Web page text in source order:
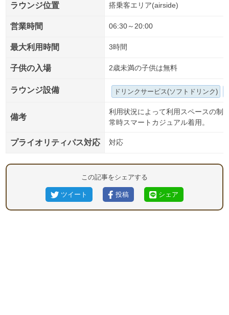
ラウンジ位置 搭乗客エリア(airside)
営業時間 06:30～20:00
最大利用時間 3時間
子供の入場 2歳未満の子供は無料
ラウンジ設備 ドリンクサービス(ソフトドリンク)
備考
利用状況によって利用スペースの制
常時スマートカジュアル着用。
プライオリティパス対応 対応
この記事をシェアする
ツイート 投稿 シェア